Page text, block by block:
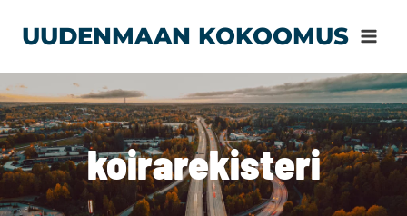
sisältöön
UUDENMAAN KOKOOMUS
koirarekisteri